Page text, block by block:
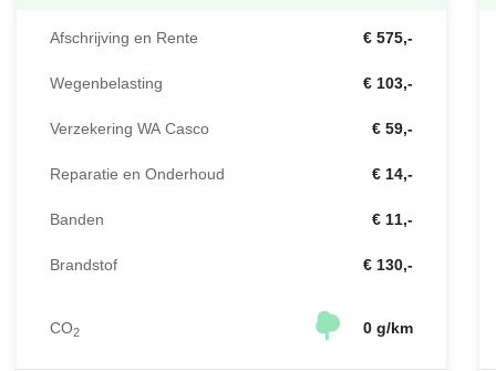
Afschrijving en Rente € 575,-
Wegenbelasting € 103,-
Verzekering WA Casco € 59,-
Reparatie en Onderhoud € 14,-
Banden € 11,-
Brandstof € 130,-
CO2 0 g/km